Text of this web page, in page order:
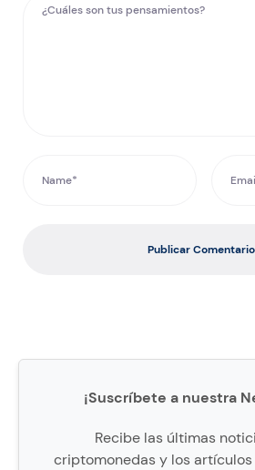
Publicar
¡Suscríbete a nuestra
Recibe las últimas
criptomonedas y los